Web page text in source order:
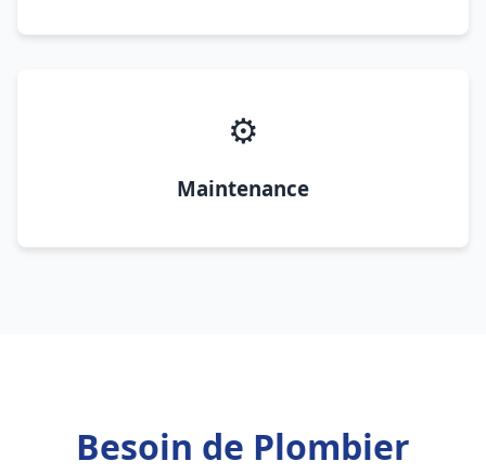
⚙️
Maintenance
Besoin de Plombier